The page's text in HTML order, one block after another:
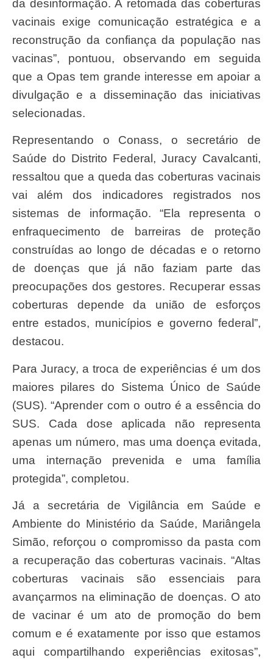
da desinformação. A retomada das coberturas
vacinais exige comunicação estratégica e a
reconstrução da confiança da população nas
vacinas”, pontuou, observando em seguida
que a Opas tem grande interesse em apoiar a
divulgação e a disseminação das iniciativas
selecionadas.
Representando o Conass, o secretário de
Saúde do Distrito Federal, Juracy Cavalcanti,
ressaltou que a queda das coberturas vacinais
vai além dos indicadores registrados nos
sistemas de informação. “Ela representa o
enfraquecimento de barreiras de proteção
construídas ao longo de décadas e o retorno
de doenças que já não faziam parte das
preocupações dos gestores. Recuperar essas
coberturas depende da união de esforços
entre estados, municípios e governo federal”,
destacou.
Para Juracy, a troca de experiências é um dos
maiores pilares do Sistema Único de Saúde
(SUS). “Aprender com o outro é a essência do
SUS. Cada dose aplicada não representa
apenas um número, mas uma doença evitada,
uma internação prevenida e uma família
protegida”, completou.
Já a secretária de Vigilância em Saúde e
Ambiente do Ministério da Saúde, Mariângela
Simão, reforçou o compromisso da pasta com
a recuperação das coberturas vacinais. “Altas
coberturas vacinais são essenciais para
avançarmos na eliminação de doenças. O ato
de vacinar é um ato de promoção do bem
comum e é exatamente por isso que estamos
aqui compartilhando experiências exitosas”,